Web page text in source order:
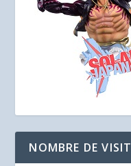
NOMBRE DE